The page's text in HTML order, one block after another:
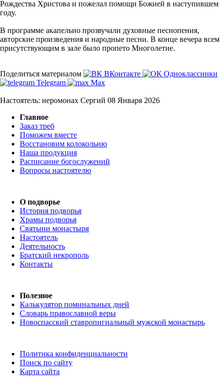
Рождества Христова и пожелал помощи Божией в наступившем
году.
В программе акапельно прозвучали духовные песнопения,
авторские произведения и народные песни. В конце вечера всем
присутствующим в зале было пропето Многолетие.
Поделиться материалом ВКонтакте
Одноклассники
Telegram
Max
Настоятель: иеромонах Сергий 08 Января 2026
Главное
Заказ треб
Поможем вместе
Восстановим колокольню
Наша продукция
Расписание богослужений
Вопросы настоятелю
О подворье
История подворья
Храмы подворья
Святыни монастыря
Настоятель
Деятельность
Братский некрополь
Контакты
Полезное
Калькулятор поминальных дней
Словарь православной веры
Новоспасский ставропигиальный мужской монастырь
Политика конфиденциальности
Поиск по сайту
Карта сайта